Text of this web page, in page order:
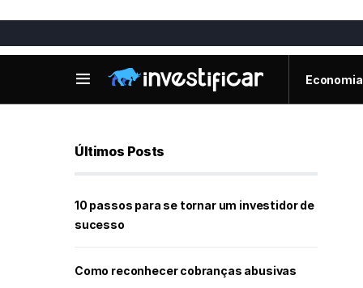
Economia
Últimos Posts
10 passos para se tornar um investidor de
sucesso
Como reconhecer cobranças abusivas